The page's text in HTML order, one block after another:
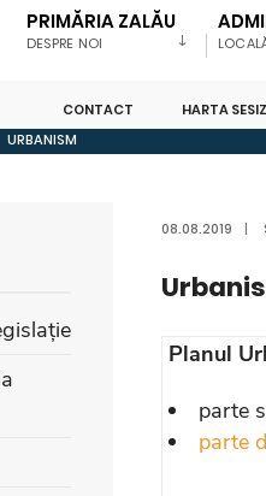
PRIMĂRIA ZALĂU
DESPRE NOI
CONTACT
HARTA
URBANISM
08.08.2019 |
Planul
parte
parte